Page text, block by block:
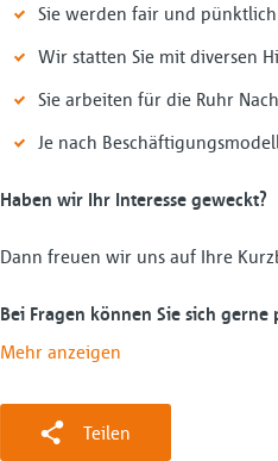
Sie werden fair und
Wir statten Sie mit diversen
Sie arbeiten für die Ruhr
Je nach
Haben wir Ihr Interesse geweckt?
Dann freuen wir uns auf Ihre
Bei Fragen können Sie sich gerne
Mehr anzeigen
Teilen